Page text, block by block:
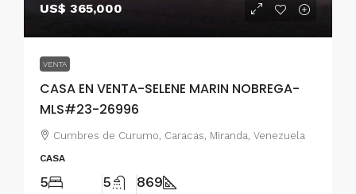
US$ 365,000
VENTA
CASA EN VENTA-SELENE MARIN NOBREGA-
MLS#23-26996
Cumbres de Curumo, Caracas, Miranda, Venezuela
CASA
5 5 869